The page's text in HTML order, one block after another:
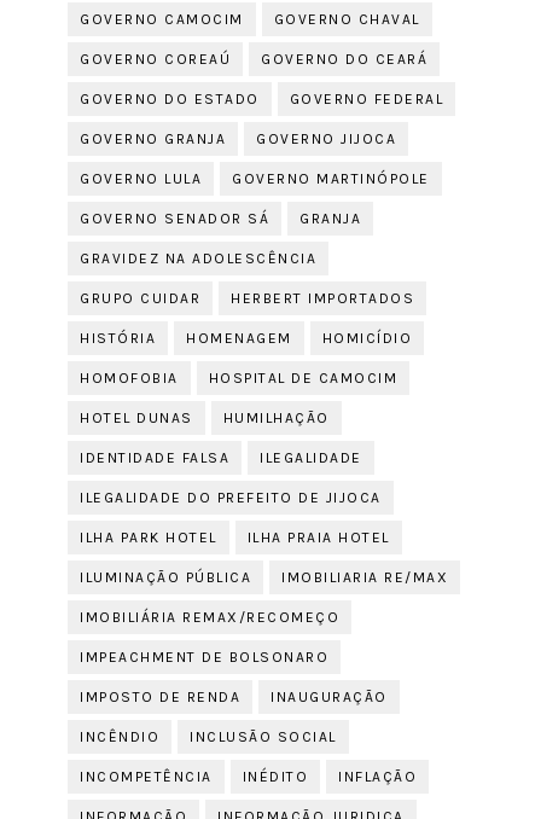
GOVERNO CAMOCIM GOVERNO CHAVAL
GOVERNO COREAÚ GOVERNO DO CEARÁ
GOVERNO DO ESTADO GOVERNO FEDERAL
GOVERNO GRANJA GOVERNO JIJOCA
GOVERNO LULA GOVERNO MARTINÓPOLE
GOVERNO SENADOR SÁ GRANJA
GRAVIDEZ NA ADOLESCÊNCIA
GRUPO CUIDAR HERBERT IMPORTADOS
HISTÓRIA HOMENAGEM HOMICÍDIO
HOMOFOBIA HOSPITAL DE CAMOCIM
HOTEL DUNAS HUMILHAÇÃO
IDENTIDADE FALSA ILEGALIDADE
ILEGALIDADE DO PREFEITO DE JIJOCA
ILHA PARK HOTEL ILHA PRAIA HOTEL
ILUMINAÇÃO PÚBLICA IMOBILIARIA RE/MAX
IMOBILIÁRIA REMAX/RECOMEÇO
IMPEACHMENT DE BOLSONARO
IMPOSTO DE RENDA INAUGURAÇÃO
INCÊNDIO INCLUSÃO SOCIAL
INCOMPETÊNCIA INÉDITO INFLAÇÃO